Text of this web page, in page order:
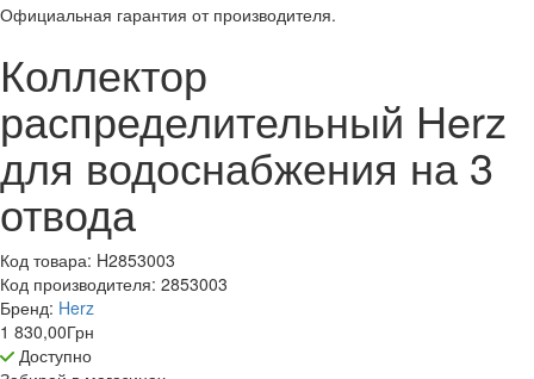
Официальная гарантия от производителя.
Коллектор
распределительный Herz
для водоснабжения на 3
отвода
Код товара: H2853003
Код производителя: 2853003
Бренд: Herz
1 830,00Грн
Доступно